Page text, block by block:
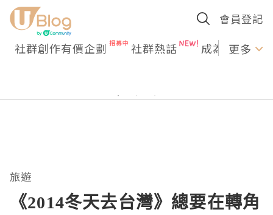
會員登記
社群創作有價企劃 社群熱話 成為U更多
旅遊
《2014冬天去台灣》總要在轉角